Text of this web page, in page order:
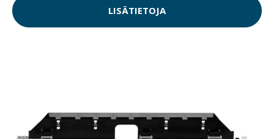
LISÄTIETOJA